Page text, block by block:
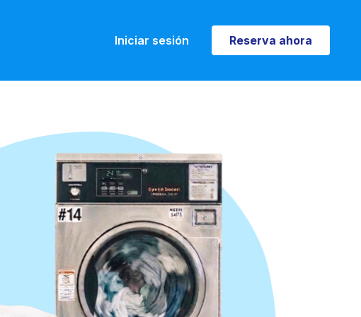
Iniciar sesión Reserva ahora
Reserva ahora